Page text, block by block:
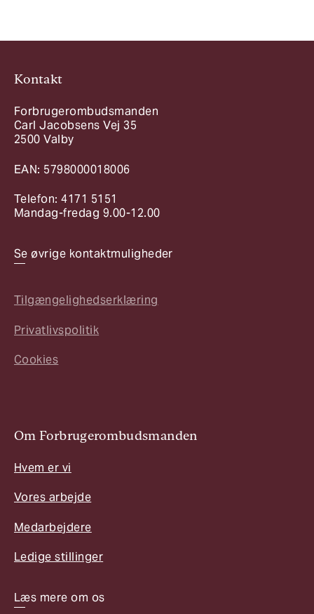
Kontakt
Forbrugerombudsmanden
Carl Jacobsens Vej 35
2500 Valby
EAN: 5798000018006
Telefon: 4171 5151
Mandag-fredag 9.00-12.00
Se øvrige kontaktmuligheder
Tilgængelighedserklæring
Privatlivspolitik
Cookies
Om Forbrugerombudsmanden
Hvem er vi
Vores arbejde
Medarbejdere
Ledige stillinger
Læs mere om os